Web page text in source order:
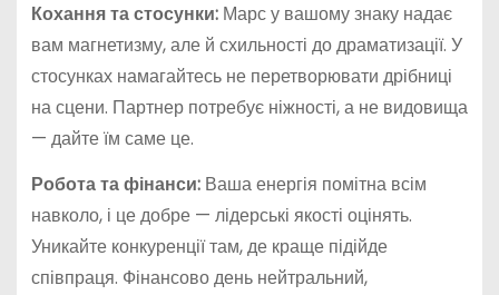
Кохання та стосунки:Марс у вашому знаку надає
вам магнетизму, але й схильності до драматизації. У
стосунках намагайтесь не перетворювати дрібниці
на сцени. Партнер потребує ніжності, а не видовища
— дайте їм саме це.
Робота та фінанси:Ваша енергія помітна всім
навколо, і це добре — лідерські якості оцінять.
Уникайте конкуренції там, де краще підійде
співпраця. Фінансово день нейтральний,